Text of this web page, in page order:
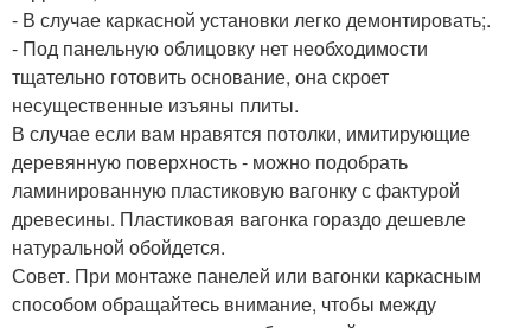
- В случае каркасной установки легко демонтировать;.
- Под панельную облицовку нет необходимости
тщательно готовить основание, она скроет
несущественные изъяны плиты.
В случае если вам нравятся потолки, имитирующие
деревянную поверхность - можно подобрать
ламинированную пластиковую вагонку с фактурой
древесины. Пластиковая вагонка гораздо дешевле
натуральной обойдется.
Совет. При монтаже панелей или вагонки каркасным
способом обращайтесь внимание, чтобы между